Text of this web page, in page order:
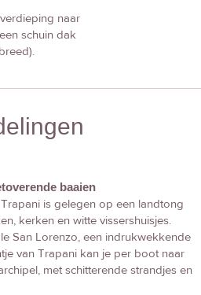
naar
schuin dak
baaien
is gelegen op een landtong
kerken en witte vissershuisjes.
San Lorenzo, een indrukwekkende
van Trapani kan je per boot naar
met schitterende strandjes en